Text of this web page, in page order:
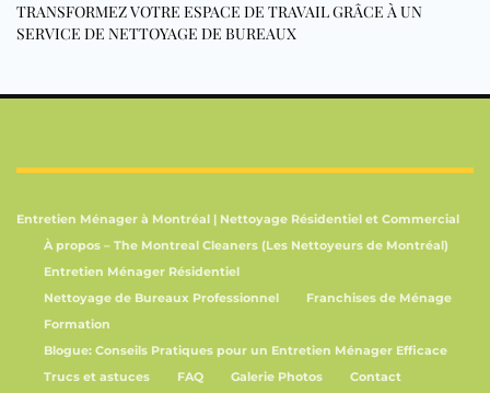
TRANSFORMEZ VOTRE ESPACE DE TRAVAIL GRÂCE À UN
SERVICE DE NETTOYAGE DE BUREAUX
Entretien Ménager à Montréal | Nettoyage Résidentiel et Commercial
À propos – The Montreal Cleaners (Les Nettoyeurs de Montréal)
Entretien Ménager Résidentiel
Nettoyage de Bureaux Professionnel
Franchises de Ménage
Formation
Blogue: Conseils Pratiques pour un Entretien Ménager Efficace
Trucs et astuces
FAQ Galerie Photos Contact